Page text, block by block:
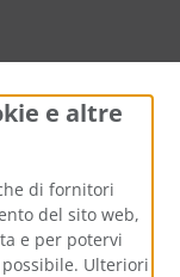
e altre
di fornitori
del sito web,
e per potervi
Ulteriori